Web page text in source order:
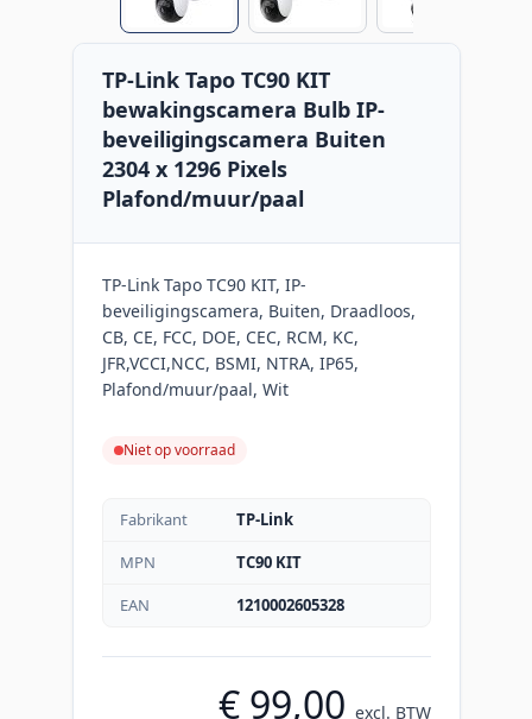
TP-Link Tapo TC90 KIT
bewakingscamera Bulb IP-
beveiligingscamera Buiten
2304 x 1296 Pixels
Plafond/muur/paal
TP-Link Tapo TC90 KIT, IP-
beveiligingscamera, Buiten, Draadloos,
CB, CE, FCC, DOE, CEC, RCM, KC,
JFR,VCCI,NCC, BSMI, NTRA, IP65,
Plafond/muur/paal, Wit
Niet op voorraad
Fabrikant
TP-Link
MPN
TC90 KIT
EAN
1210002605328
€ 99,00 excl. BTW